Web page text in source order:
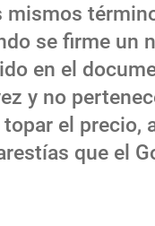
se firme un
en el
y no
el precio,
que el